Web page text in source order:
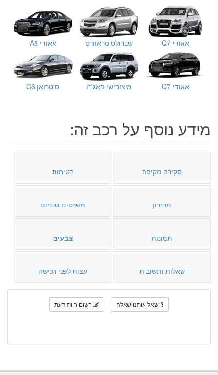
אאודי Q7 שברולט טראוורס אאודי A8
אאודי Q7 מיצובישי פאג'רו סיטרואן C6
מידע נוסף על רכב זה:
סקירה מקיפה בטיחות
מחירון מפרטים טכניים
תמונות צבעים
שאלות ותשובות עצות לפני רכישה
שאל אותנו שאלה רשום חוות דעת